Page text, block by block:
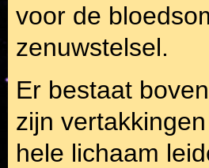
voor de
zenuwstelsel.
Er bestaat
zijn
hele lichaam